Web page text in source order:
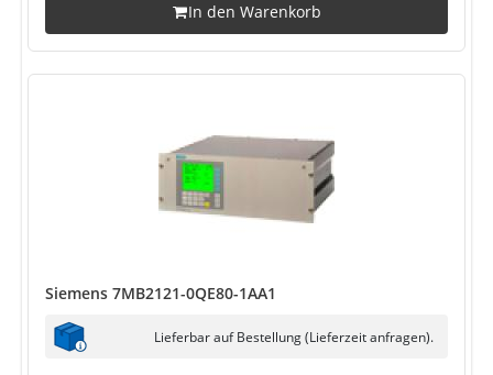
In den Warenkorb
Siemens 7MB2121-0QE80-1AA1
Lieferbar auf Bestellung (Lieferzeit anfragen).